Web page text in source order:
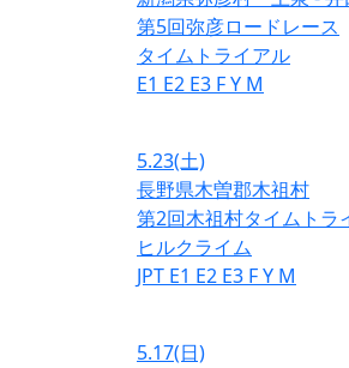
第5回弥彦ロードレース
タイムトライアル
E1 E2 E3 FY M
5.23(土)
長野県木曽郡木祖村
第2回木祖村タイムトラ
ヒルクライム
JPT E1 E2 E3 FY M
5.17(日)